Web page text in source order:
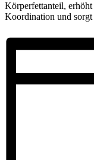
Körperfettanteil,
Koordination und